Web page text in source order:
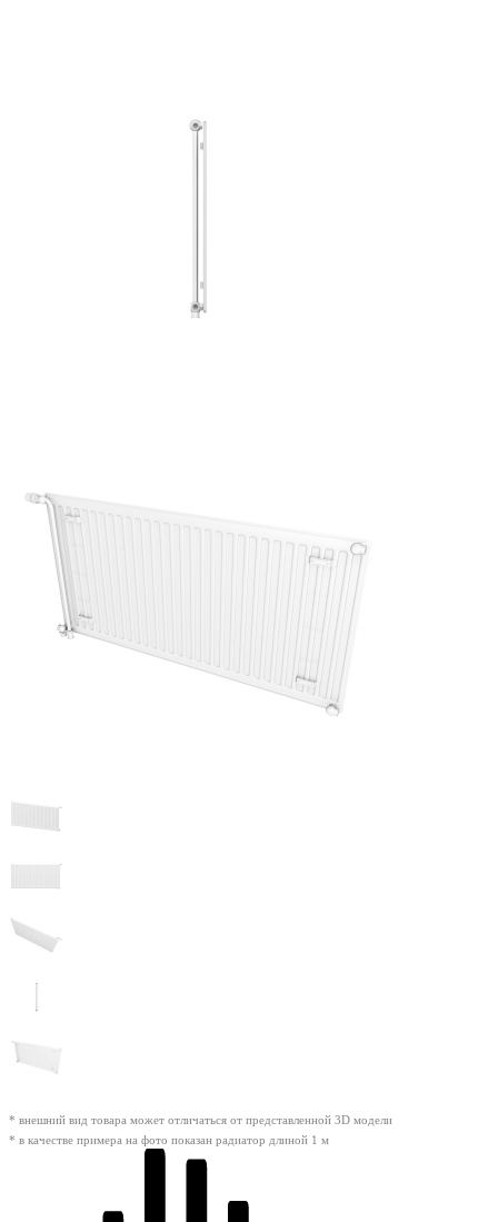
* внешний вид товара может отличаться от представленной 3D модели
* в качестве примера на фото показан радиатор длиной 1 м